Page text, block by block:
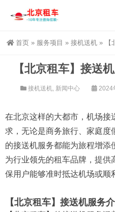
首页 » 服务项目 » 接机送机 » 【
【北京租车】接送
接机送机, 新闻中心 2024
在北京这样的大都市，机场接
求，无论是商务旅行、家庭度
的接送机服务都能为旅程增
为行业领先的租车品牌，提供
保用户能够准时抵达机场或顺
【北京租车】接送机服务